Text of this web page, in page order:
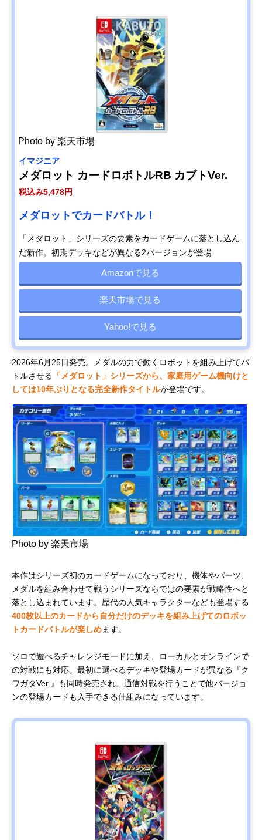
Photo by 楽天市場
イマジニア
メダロット カードロボトルRB カブトVer.
税込み5,478円
メダロットでカードバトル！
「メダロット」シリーズの要素をカードゲームに落とし込ん
だ新作。初期デッキなどが異なる2バージョンが登場
Amazonで見る
楽天市場で見る
Yahoo!で見る
2026年6月25日発売。メダルの力で動くロボットを組み上げてバ
トルさせる 「メダロット」シリーズから、家庭用ゲーム機向けと
しては10年ぶりとなる完全新作タイトルが登場です。
Photo by 楽天市場
本作はシリーズ初のカードゲームになっており、機体やパーツ、
メダルを組み合わせて戦うシリーズならではの要素が戦略性へと
落とし込まれています。歴代の人気キャラクターなども登場する
400枚以上のカードから自分だけのデッキを組み上げてのロボッ
トカードバトルが楽しめます。
ソロで遊べるチャレンジモードに加え、ローカルとオンラインで
の対戦にも対応。最初に選べるデッキや登場カードが異なる『ク
ワガタVer.』も同時発売され、通信対戦を行うことで他バージョ
ンの登場カードも入手できる仕組みになっています。